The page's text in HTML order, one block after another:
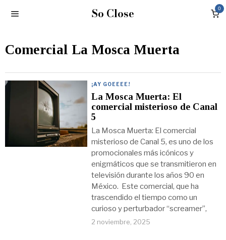
So Close 0
Comercial La Mosca Muerta
¡AY GOEEEE!
La Mosca Muerta: El
comercial misterioso de Canal
5
La Mosca Muerta: El comercial
misterioso de Canal 5, es uno de los
promocionales más icónicos y
enigmáticos que se transmitieron en
televisión durante los años 90 en
México. Este comercial, que ha
trascendido el tiempo como un
curioso y perturbador “screamer”,
2 noviembre, 2025